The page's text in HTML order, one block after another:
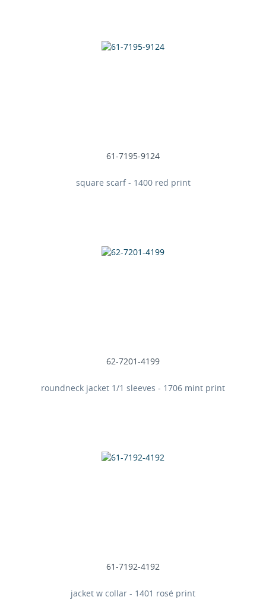
61-7195-9124
square scarf - 1400 red print
62-7201-4199
roundneck jacket 1/1 sleeves - 1706 mint print
61-7192-4192
jacket w collar - 1401 rosé print